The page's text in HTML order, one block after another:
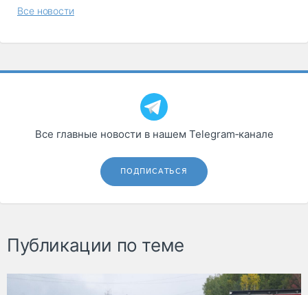
Все новости
Все главные новости в нашем Telegram‑канале
ПОДПИСАТЬСЯ
Публикации по теме